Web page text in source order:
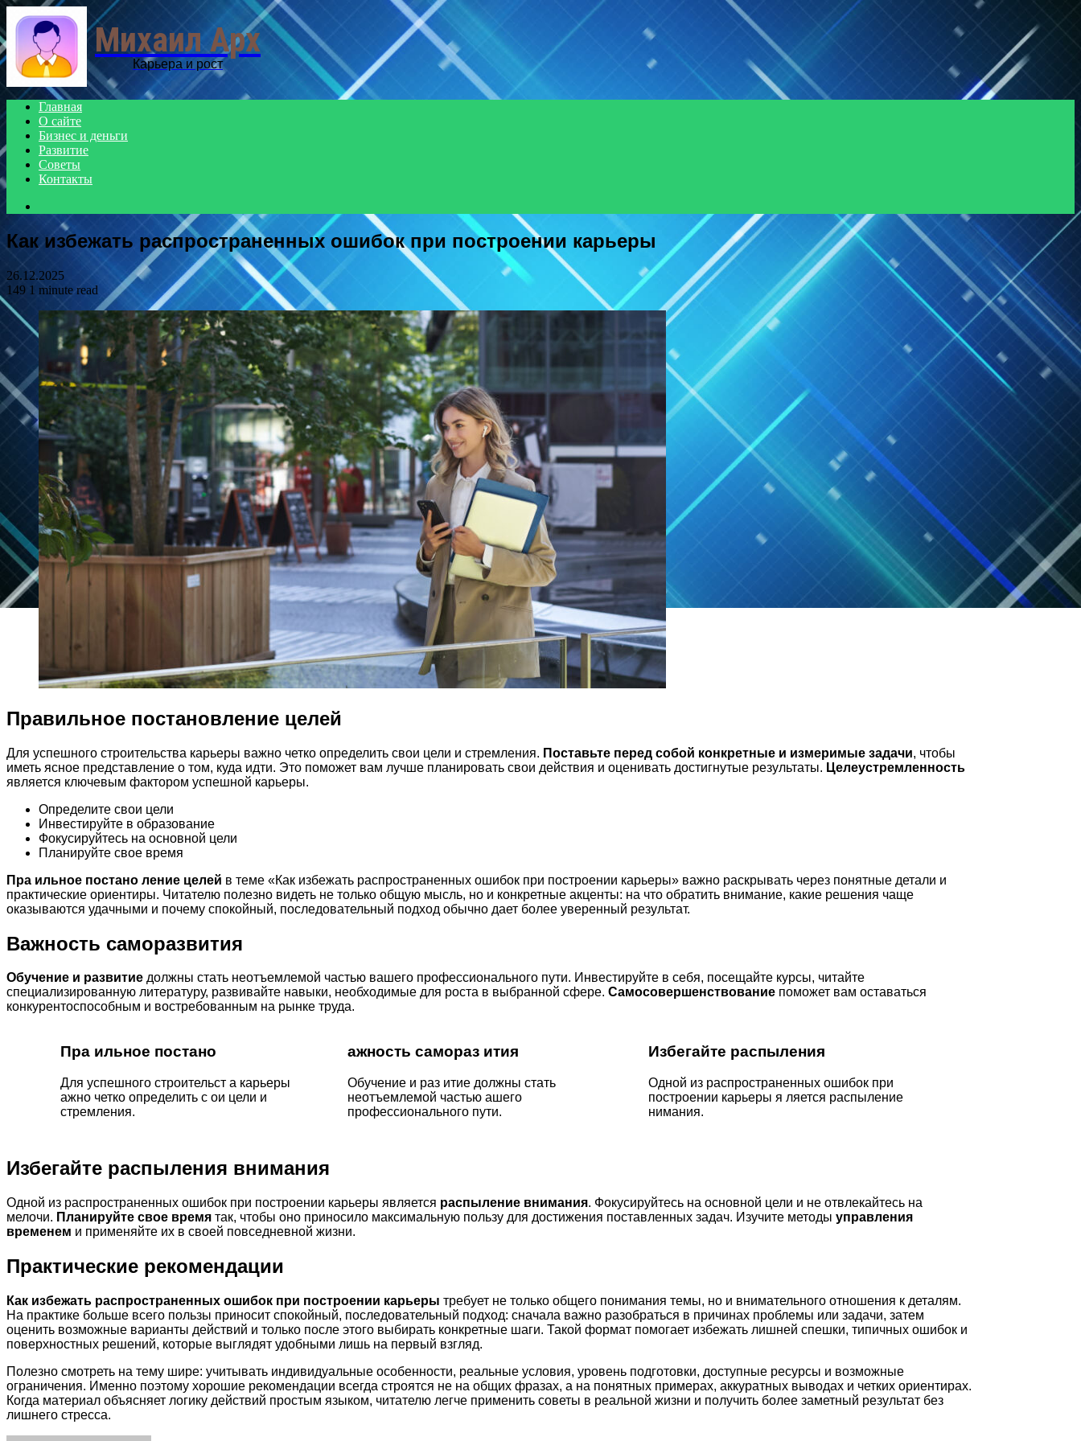
Михаил Арх
Карьера и рост
Главная
О сайте
Бизнес и деньги
Развитие
Советы
Контакты
Как избежать распространенных ошибок при построении карьеры
26.12.2025
149 1 minute read
Правильное постановление целей
Для успешного строительства карьеры важно четко определить свои цели и стремления. Поставьте перед собой конкретные и измеримые задачи, чтобы
иметь ясное представление о том, куда идти. Это поможет вам лучше планировать свои действия и оценивать достигнутые результаты. Целеустремленность
является ключевым фактором успешной карьеры.
Определите свои цели
Инвестируйте в образование
Фокусируйтесь на основной цели
Планируйте свое время
Пра ильное постано ление целей в теме «Как избежать распространенных ошибок при построении карьеры» важно раскрывать через понятные детали и
практические ориентиры. Читателю полезно видеть не только общую мысль, но и конкретные акценты: на что обратить внимание, какие решения чаще
оказываются удачными и почему спокойный, последовательный подход обычно дает более уверенный результат.
Важность саморазвития
Обучение и развитие должны стать неотъемлемой частью вашего профессионального пути. Инвестируйте в себя, посещайте курсы, читайте
специализированную литературу, развивайте навыки, необходимые для роста в выбранной сфере. Самосовершенствование поможет вам оставаться
конкурентоспособным и востребованным на рынке труда.
Пра ильное постано
Для успешного строительст а карьеры
ажно четко определить с ои цели и
стремления.
ажность самораз ития
Обучение и раз итие должны стать
неотъемлемой частью ашего
профессионального пути.
Избегайте распыления
Одной из распространенных ошибок при
построении карьеры я ляется распыление
нимания.
Избегайте распыления внимания
Одной из распространенных ошибок при построении карьеры является распыление внимания. Фокусируйтесь на основной цели и не отвлекайтесь на
мелочи. Планируйте свое время так, чтобы оно приносило максимальную пользу для достижения поставленных задач. Изучите методы управления
временем и применяйте их в своей повседневной жизни.
Практические рекомендации
Как избежать распространенных ошибок при построении карьеры требует не только общего понимания темы, но и внимательного отношения к деталям.
На практике больше всего пользы приносит спокойный, последовательный подход: сначала важно разобраться в причинах проблемы или задачи, затем
оценить возможные варианты действий и только после этого выбирать конкретные шаги. Такой формат помогает избежать лишней спешки, типичных ошибок и
поверхностных решений, которые выглядят удобными лишь на первый взгляд.
Полезно смотреть на тему шире: учитывать индивидуальные особенности, реальные условия, уровень подготовки, доступные ресурсы и возможные
ограничения. Именно поэтому хорошие рекомендации всегда строятся не на общих фразах, а на понятных примерах, аккуратных выводах и четких ориентирах.
Когда материал объясняет логику действий простым языком, читателю легче применить советы в реальной жизни и получить более заметный результат без
лишнего стресса.